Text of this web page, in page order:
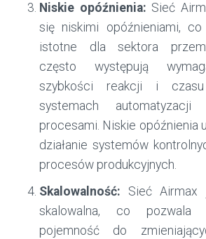
Niskie opóźnienia: Sieć
się niskimi opóźnieniami,
istotne dla sektora
często występują
szybkości reakcji i
systemach
procesami. Niskie opóźnienia
działanie systemów
procesów produkcyjnych.
Skalowalność: Sieć Airmax
skalowalna, co pozwala
pojemność do